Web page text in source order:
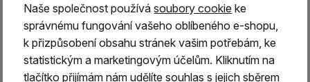
KeramickáRAKU kadidelnice je určena pro tradiční
vykuřování pryskyřic, bylin a vykuřovacích směsí.
Díky poctivému řemeslnému zpracování astarobylé
technologii RAKUpředstavuje nejen praktickou pomůcku
Naše společnost používásoubory cookie ke
správnému fungování vašeho oblíbeného e-shopu,
k přizpůsobení obsahu stránek vašim potřebám, ke
statistickým a marketingovým účelům. Kliknutím na
tlačítko přijímám nám udělíte souhlas s jejich sběrem